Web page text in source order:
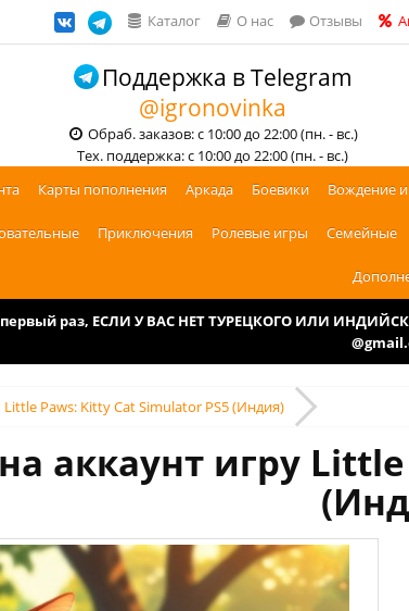
Каталог О нас Отзывы
Поддержка в Telegram
@igronovinka
Обраб. заказов: с 10:00 до 22:00 (пн. - вс.)
Тех. поддержка: с 10:00 до 22:00 (пн. - вс.)
Карты пополнения Аркада Боевики Вождение
Приключения Ролевые игры Семейные
раз, ЕСЛИ У ВАС НЕТ ТУРЕЦКОГО ИЛИ
Little Paws: Kitty Cat Simulator PS5 (Индия)
аккаунт игру